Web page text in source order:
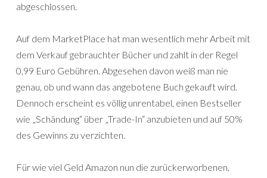
abgeschlossen.
Auf dem MarketPlace hat man wesentlich mehr Arbeit mit
dem Verkauf gebrauchter Bücher und zahlt in der Regel
0,99 Euro Gebühren. Abgesehen davon weiß man nie
genau, ob und wann das angebotene Buch gekauft wird.
Dennoch erscheint es völlig unrentabel, einen Bestseller
wie „Schändung“ über „Trade-In“ anzubieten und auf 50%
des Gewinns zu verzichten.
Für wie viel Geld Amazon nun die zurückerworbenen,